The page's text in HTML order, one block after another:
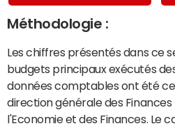
Méthodologie :
Les chiffres présentés dans ce
budgets principaux exécutés
données comptables ont été
direction générale des
l'Economie et des Finances. Le